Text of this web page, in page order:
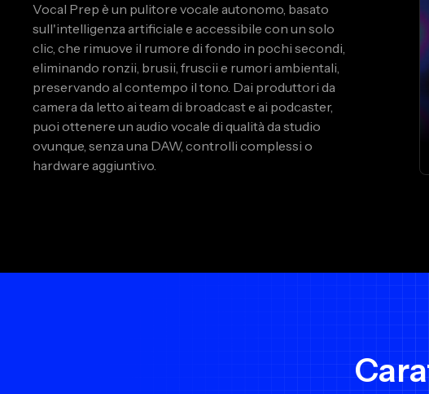
Vocal Prep è un pulitore vocale autonomo, basato
sull'intelligenza artificiale e accessibile con un solo
clic, che rimuove il rumore di fondo in pochi secondi,
eliminando ronzii, brusii, fruscii e rumori ambientali,
preservando al contempo il tono. Dai produttori da
camera da letto ai team di broadcast e ai podcaster,
puoi ottenere un audio vocale di qualità da studio
ovunque, senza una DAW, controlli complessi o
hardware aggiuntivo.